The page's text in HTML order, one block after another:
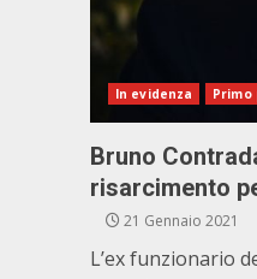
In evidenza Primo
Bruno
risarcimento
21 Gennaio 2021
L’ex funzionario